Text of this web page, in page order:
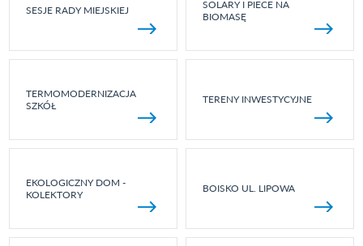
SESJE RADY MIEJSKIEJ
SOLARY I PIECE NA
BIOMASĘ
TERMOMODERNIZACJA
SZKÓŁ
TERENY INWESTYCYJNE
EKOLOGICZNY DOM -
KOLEKTORY
BOISKO UL. LIPOWA